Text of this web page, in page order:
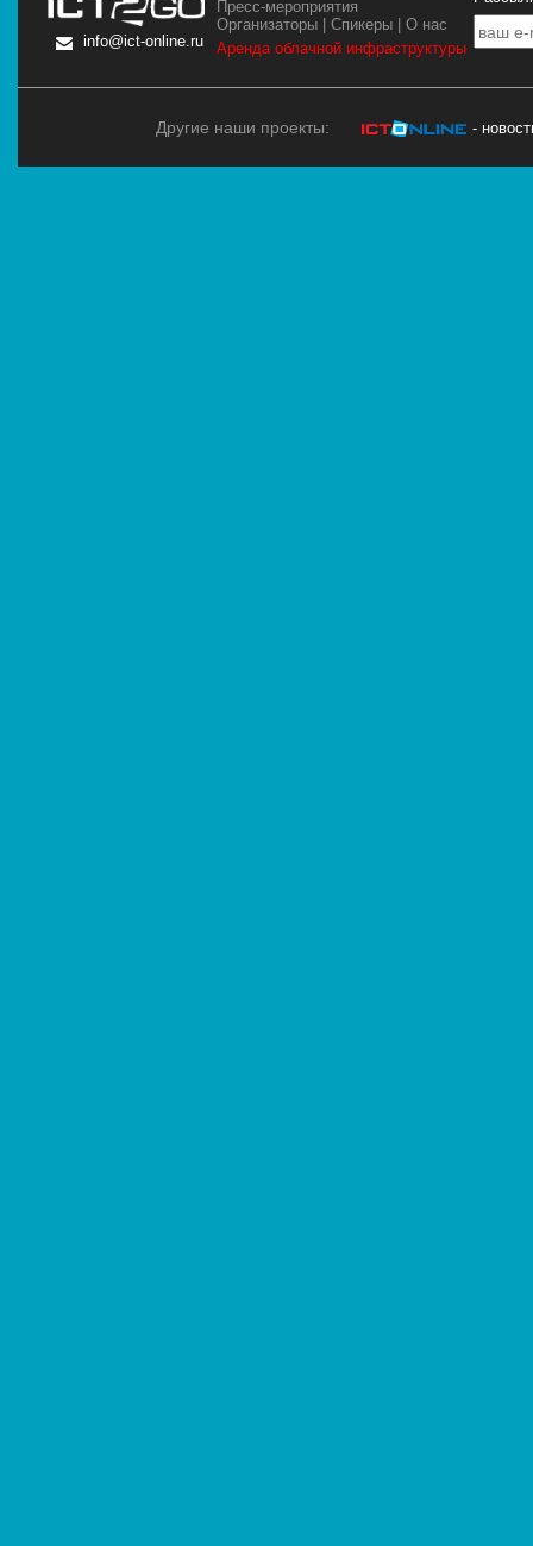
info@ict-online.ru
Пресс-мероприятия
Организаторы |Спикеры |О нас
Аренда облачной инфраструктуры
Другие наши проекты: -